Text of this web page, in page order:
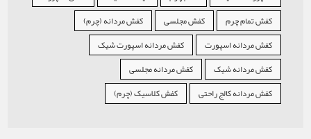
کفش تمام چرم
کفش مجلسی
کفش مردانه (چرم)
کفش مردانه اسپورت
کفش مردانه اسپورت شیک
کفش مردانه شیک
کفش مردانه مجلسی
کفش مردانه کالج راحتی
کفش کلاسیک (چرم)